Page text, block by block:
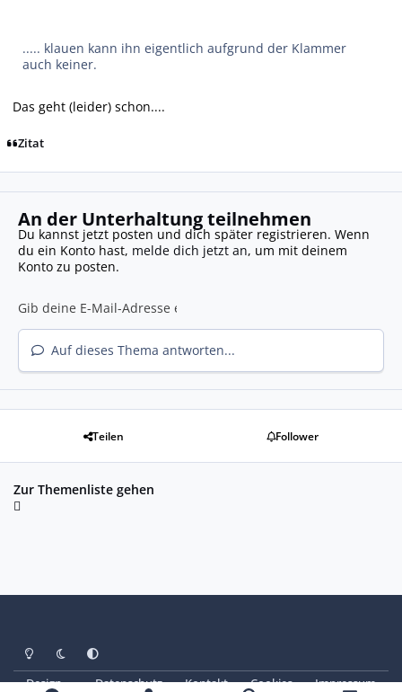
..... klauen kann ihn eigentlich aufgrund der Klammer
auch keiner.
Das geht (leider) schon....
Zitat
An der Unterhaltung teilnehmen
Du kannst jetzt posten und dich später registrieren. Wenn
du ein Konto hast, melde dich jetzt an, um mit deinem
Konto zu posten.
Auf dieses Thema antworten...
Teilen Follower
Zur Themenliste gehen
Heller ModusDunkler Modus
Systemeinstellung
Design Datenschutz Kontakt Cookies Impressum